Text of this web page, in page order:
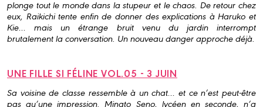
plonge tout le monde dans la stupeur et le chaos. De retour chez
eux, Raikichi tente enfin de donner des explications à Haruko et
Kie… mais un étrange bruit venu du jardin interrompt
brutalement la conversation. Un nouveau danger approche déjà.
UNE FILLE SI FÉLINE VOL.05 - 3 JUIN
Sa voisine de classe ressemble à un chat… et ce n’est peut-être
pas qu’une impression. Minato Seno, lycéen en seconde, n’a